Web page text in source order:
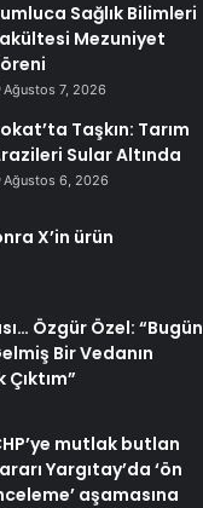
Sağlık Bilimleri
Mezuniyet
Ağustos 7, 2026
Taşkın: Tarım
Sular Altında
Ağustos 6, 2026
X’in ürün
Özgür Özel: “Bugün
Bir Vedanın
mutlak butlan
Yargıtay’da ‘ön
aşamasına